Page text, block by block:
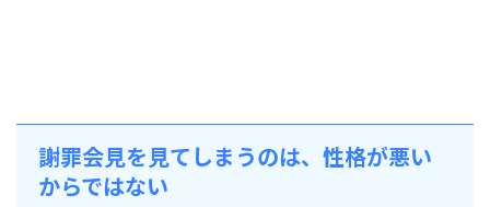
謝罪会見を見てしまうのは、性格が悪い
からではない